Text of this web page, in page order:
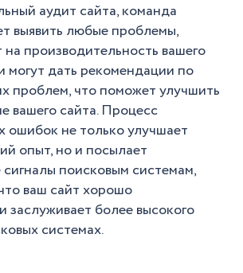
аудит сайта, команда
выявить любые проблемы,
производительность вашего
могут дать рекомендации по
проблем, что поможет улучшить
вашего сайта. Процесс
ошибок не только улучшает
опыт, но и посылает
поисковым системам,
ваш сайт хорошо
заслуживает более высокого
системах.